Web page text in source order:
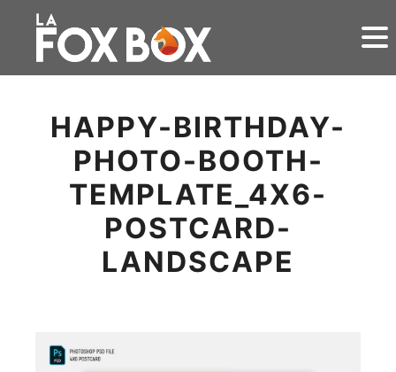
HAPPY-BIRTHDAY-
PHOTO-BOOTH-
TEMPLATE_4X6-
POSTCARD-
LANDSCAPE